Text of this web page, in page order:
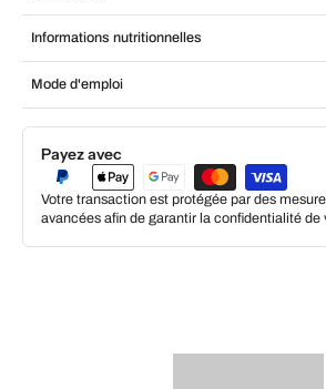
Informations nutritionnelles
Mode d'emploi
Payez avec
Votre transaction est protégée par des
avancées afin de garantir la confidentialité de